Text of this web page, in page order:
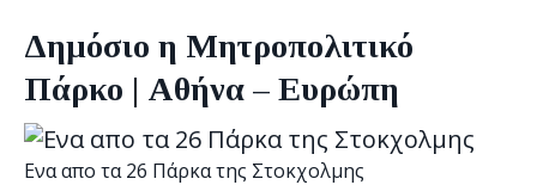
Δημόσιο η Μητροπολιτικό
Πάρκο | Αθήνα – Ευρώπη
Ενα απο τα 26 Πάρκα της Στοκχολμης